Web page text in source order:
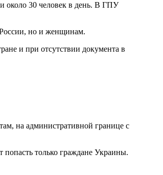
около 30 человек в день. В ГПУ
но и женщинам.
и при отсутствии документа в
на административной границе с
только граждане Украины.